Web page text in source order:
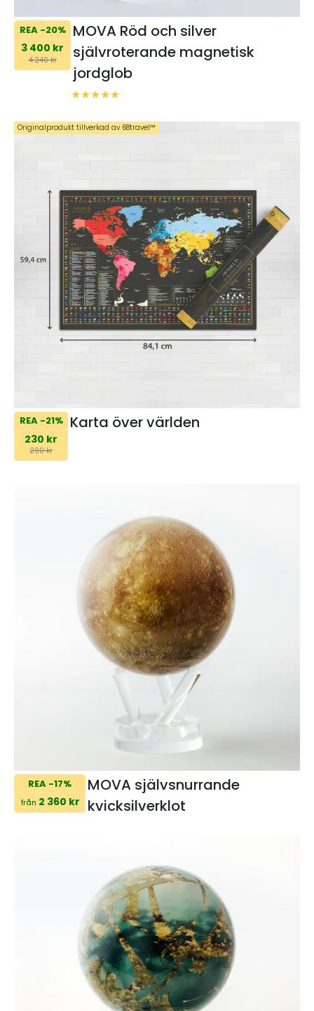
REA -20%
3 400 kr
4 240 kr
MOVA Röd och silver
självroterande magnetisk
jordglob
REA -21%
230 kr
290 kr
Karta över världen
Originalprodukt tillverkad av 68travel™️
REA -17%
från 2 360 kr
MOVA självsnurrande
kvicksilverklot